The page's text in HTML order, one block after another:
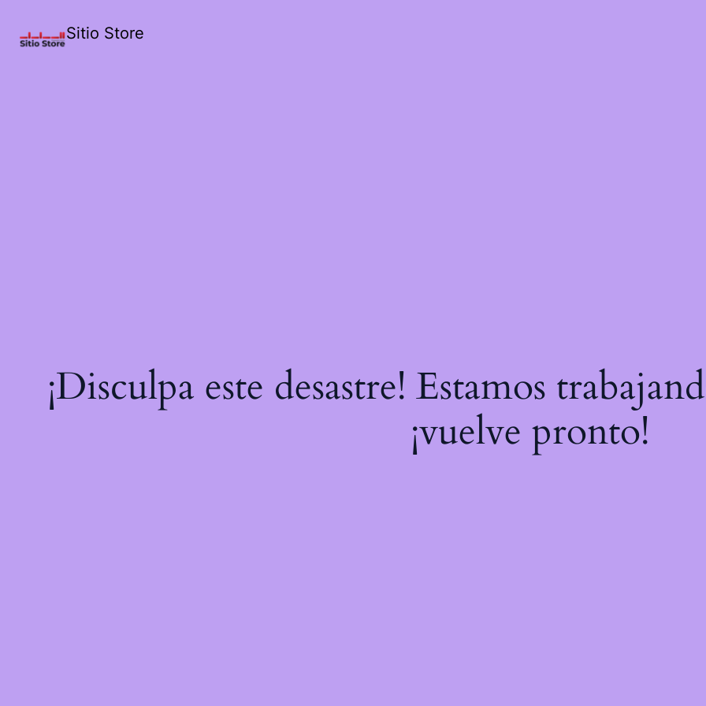
Sitio Store
¡Disculpa este desastre! Estamos
¡vuelve pronto!